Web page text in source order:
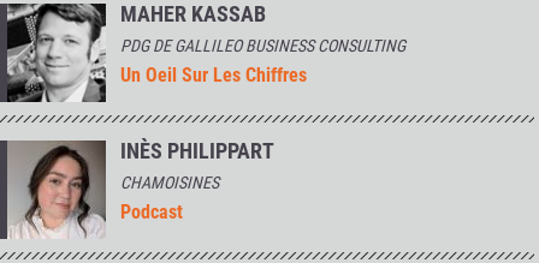
MAHER KASSAB
PDG DE GALLILEO BUSINESS CONSULTING
Un Oeil Sur Les Chiffres
INÈS PHILIPPART
CHAMOISINES
Podcast